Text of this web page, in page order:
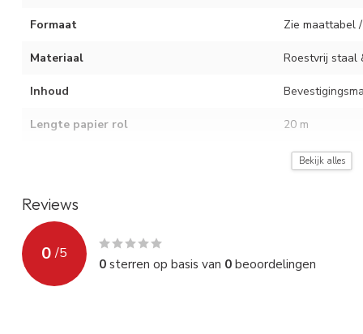
Formaat Zie maattabel
Materiaal Roestvrij staal
Inhoud
Lengte papier rol 20 m
Op te hangen
Bekijk alles
Reviews
0 /5
0sterren op basis van 0beoordelingen